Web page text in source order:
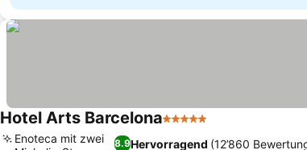
Hotel Arts Barcelona5 Sterne
8.9Hervorragend (12’860
Enoteca mit zwei